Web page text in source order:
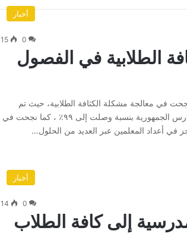
أخبار
0
15
الطلابية في الفصول
نجحت في معالجة مشكلة الكثافة الطلابية، حيث تم
خفض أعداد الطلاب في الفصول إلى أقل من 50 طالبًا على مستوى مدارس الجمهورية بنسبة وصلت إلى ٩٩٪؜ ، كما نجحت في
أخبار
0
14
إلى كافة الطلاب